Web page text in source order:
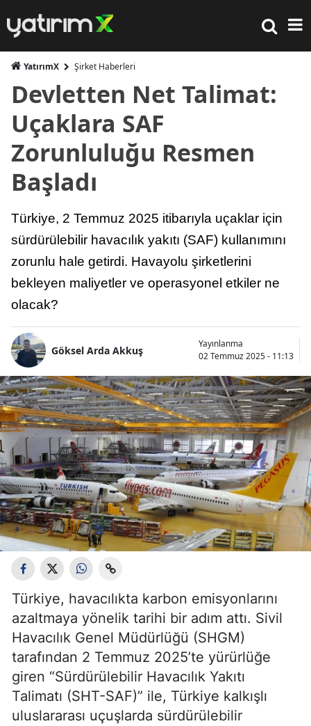
YatırımX Şirket Haberleri
Devletten Net Talimat:
Uçaklara SAF
Zorunluluğu Resmen
Başladı
Türkiye, 2 Temmuz 2025 itibarıyla uçaklar için
sürdürülebilir havacılık yakıtı (SAF) kullanımını
zorunlu hale getirdi. Havayolu şirketlerini
bekleyen maliyetler ve operasyonel etkiler ne
olacak?
Göksel Arda Akkuş
Yayınlanma
02 Temmuz 2025 - 11:13
Türkiye, havacılıkta karbon emisyonlarını
azaltmaya yönelik tarihi bir adım attı. Sivil
Havacılık Genel Müdürlüğü (SHGM)
tarafından 2 Temmuz 2025’te yürürlüğe
giren “Sürdürülebilir Havacılık Yakıtı
Talimatı (SHT-SAF)” ile, Türkiye kalkışlı
uluslararası uçuşlarda sürdürülebilir